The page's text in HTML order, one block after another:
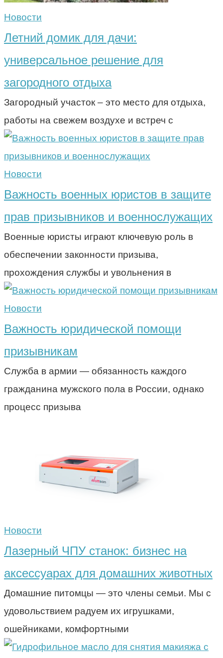
Новости
Летний домик для дачи:
универсальное решение для
загородного отдыха
Загородный участок – это место для отдыха,
работы на свежем воздухе и встреч с
Новости
Важность военных юристов в защите
прав призывников и военнослужащих
Военные юристы играют ключевую роль в
обеспечении законности призыва,
прохождения службы и увольнения в
Новости
Важность юридической помощи
призывникам
Служба в армии — обязанность каждого
гражданина мужского пола в России, однако
процесс призыва
Новости
Лазерный ЧПУ станок: бизнес на
аксессуарах для домашних животных
Домашние питомцы — это члены семьи. Мы с
удовольствием радуем их игрушками,
ошейниками, комфортными